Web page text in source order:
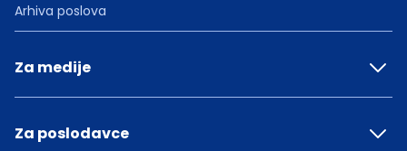
Arhiva poslova
Za medije
Za poslodavce